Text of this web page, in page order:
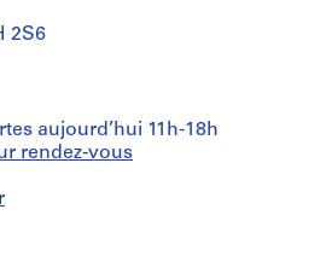
2S6
aujourd’hui 11h-18h
rendez-vous